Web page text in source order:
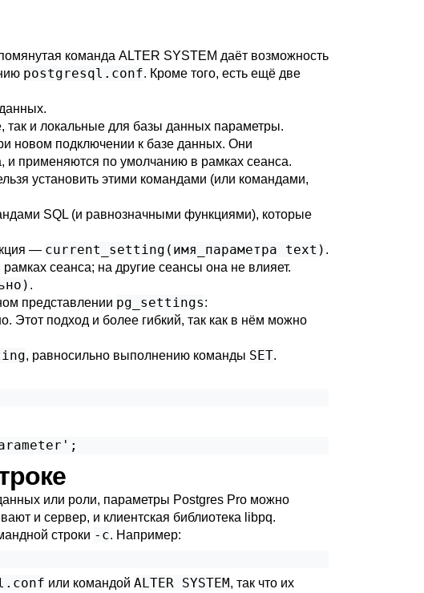
команда ALTER SYSTEM даёт возможность
postgresql.conf. Кроме того, есть ещё две
так и локальные для базы данных параметры.
новом подключении к базе данных. Они
и применяются по умолчанию в рамках сеанса.
установить этими командами (или командами,
SQL (и равнозначными функциями), которые
— current_setting(имя_параметра text) .
сеанса; на другие сеансы она не влияет.
.
представлении pg_settings:
Этот подход и более гибкий, так как в нём можно
, равносильно выполнению команды SET.
или роли, параметры Postgres Pro можно
и сервер, и клиентская библиотека libpq.
строки -c. Например:
или командой ALTER SYSTEM, так что их